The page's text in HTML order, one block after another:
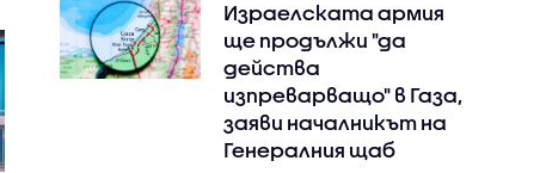
Израелската армия
ще продължи "да
действа
изпреварващо" в Газа,
заяви началникът на
Генералния щаб